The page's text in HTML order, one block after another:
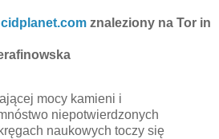
znaleziony na Tor in
mocy kamieni i
niepotwierdzonych
naukowych toczy się